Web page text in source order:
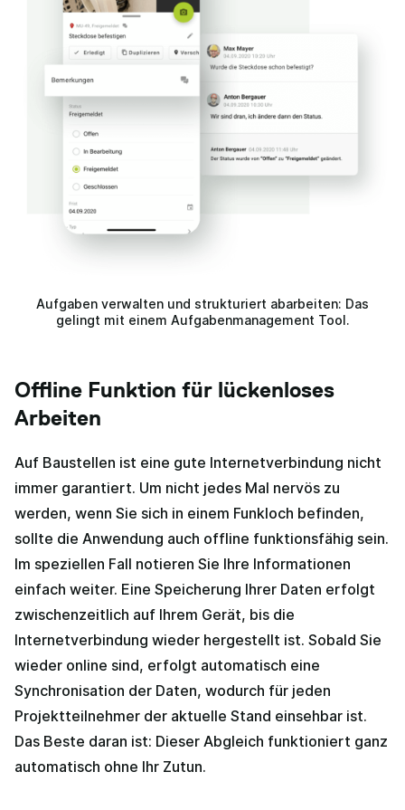
Aufgaben verwalten und strukturiert abarbeiten: Das
gelingt mit einem Aufgabenmanagement Tool.
Offline Funktion für lückenloses
Arbeiten
Auf Baustellen ist eine gute Internetverbindung nicht
immer garantiert. Um nicht jedes Mal nervös zu
werden, wenn Sie sich in einem Funkloch befinden,
sollte die Anwendung auch offline funktionsfähig sein.
Im speziellen Fall notieren Sie Ihre Informationen
einfach weiter. Eine Speicherung Ihrer Daten erfolgt
zwischenzeitlich auf Ihrem Gerät, bis die
Internetverbindung wieder hergestellt ist. Sobald Sie
wieder online sind, erfolgt automatisch eine
Synchronisation der Daten, wodurch für jeden
Projektteilnehmer der aktuelle Stand einsehbar ist.
Das Beste daran ist: Dieser Abgleich funktioniert ganz
automatisch ohne Ihr Zutun.